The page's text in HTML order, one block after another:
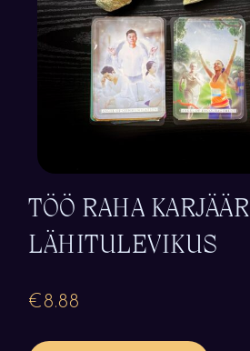
TÖÖ RAHA KARJÄÄR
LÄHITULEVIKUS
€8.88